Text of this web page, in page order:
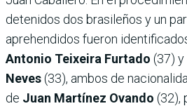
detenidos dos brasileños y un
aprehendidos fueron
Antonio Teixeira Furtado (37) y
Neves(33), ambos de
de Juan Martínez Ovando (32),